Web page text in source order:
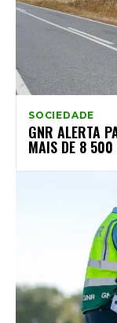
SOCIEDADE
GNR ALERTA
MAIS DE 8 500